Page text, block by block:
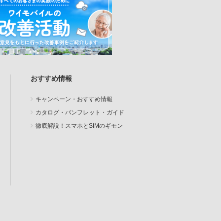
おすすめ情報
キャンペーン・おすすめ情報
カタログ・パンフレット・ガイド
徹底解説！スマホとSIMのギモン